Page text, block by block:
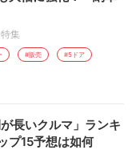
集
#販売 #5ドア
長いクルマ」ランキ
プ15予想は如何